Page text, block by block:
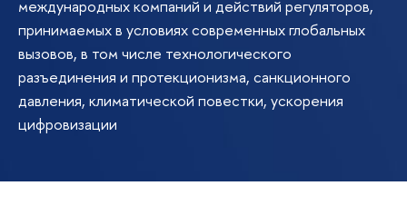
международных компаний и действий регуляторов,
принимаемых в условиях современных глобальных
вызовов, в том числе технологического
разъединения и протекционизма, санкционного
давления, климатической повестки, ускорения
цифровизации